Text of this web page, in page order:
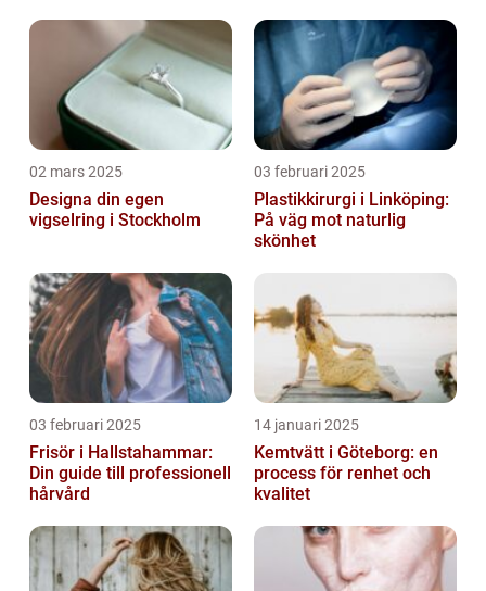
02 mars 2025
Designa din egen
vigselring i Stockholm
03 februari 2025
Plastikkirurgi i Linköping:
På väg mot naturlig
skönhet
03 februari 2025
Frisör i Hallstahammar:
Din guide till professionell
hårvård
14 januari 2025
Kemtvätt i Göteborg: en
process för renhet och
kvalitet